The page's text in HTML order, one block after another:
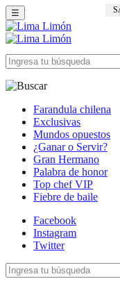
☰
Farandula chilena
Exclusivas
Mundos opuestos
¿Ganar o Servir?
Gran Hermano
Palabra de honor
Top chef VIP
Fiebre de baile
Facebook
Instagram
Twitter